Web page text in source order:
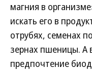
магния в
искать его в
отрубях, семенах
зернах пшеницы. А
предпочтение